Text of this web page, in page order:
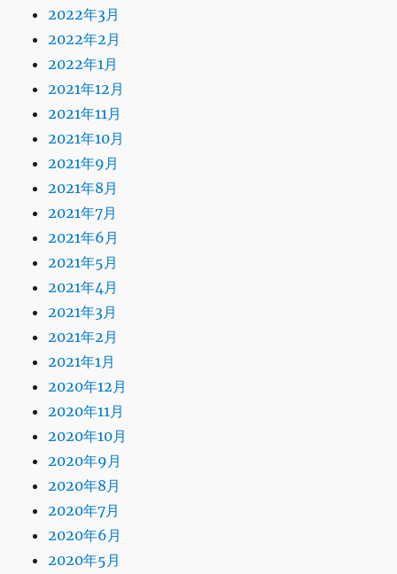
2022年3月
2022年2月
2022年1月
2021年12月
2021年11月
2021年10月
2021年9月
2021年8月
2021年7月
2021年6月
2021年5月
2021年4月
2021年3月
2021年2月
2021年1月
2020年12月
2020年11月
2020年10月
2020年9月
2020年8月
2020年7月
2020年6月
2020年5月